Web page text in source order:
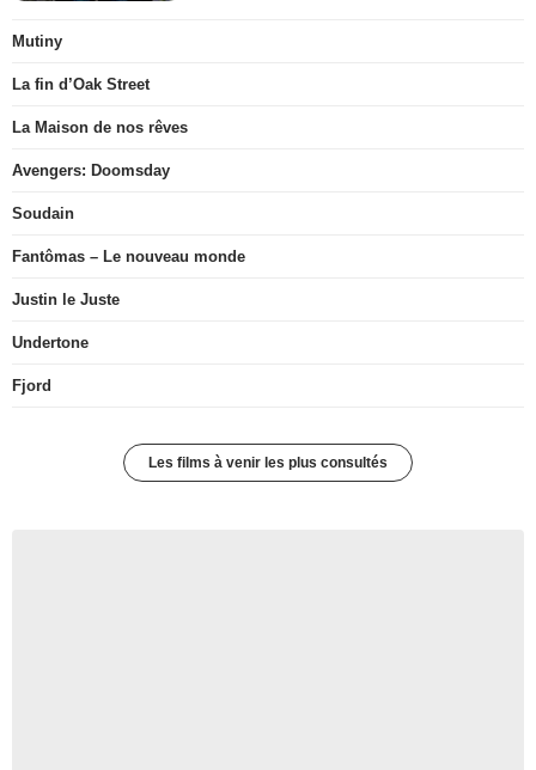
Mutiny
La fin d’Oak Street
La Maison de nos rêves
Avengers: Doomsday
Soudain
Fantômas – Le nouveau monde
Justin le Juste
Undertone
Fjord
Les films à venir les plus consultés